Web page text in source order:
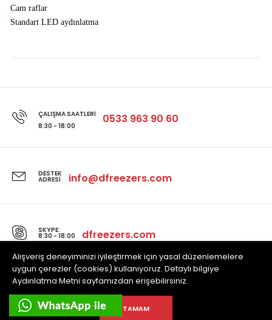
Alışveriş deneyiminizi iyileştirmek için yasal düzenlemelere
uygun çerezler (cookies) kullanıyoruz. Detaylı bilgiye
Aydınlatma Metni sayfamızdan erişebilirsiniz.
TAMAM
Cam raflar
Standart LED aydınlatma
ÇALIŞMA SAATLERI
8:30 - 18:00
0533 963 90 60
DESTEK
ADRESI info@dfreezers.com
SKYPE:
8:30 - 18:00 dfreezers.com
Powered by Dfreezers tüm hakları saklıdır.